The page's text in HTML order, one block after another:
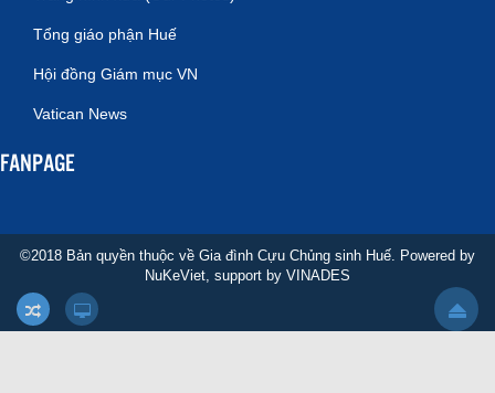
Tổng giáo phận Huế
Hội đồng Giám mục VN
Vatican News
FANPAGE
©2018 Bản quyền thuộc về Gia đình Cựu Chủng sinh Huế. Powered by
NuKeViet, support by VINADES